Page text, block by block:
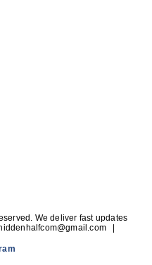
We deliver fast updates